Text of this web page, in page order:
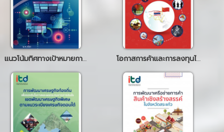
แนวโน้มทิศทางเป้าหมายการพัฒนาที่ยั่งยืนของประเทศไทย โอกาสการค้าและการลงทุนไทยจากนโยบาย Belt and Road Initaitive ของจีน